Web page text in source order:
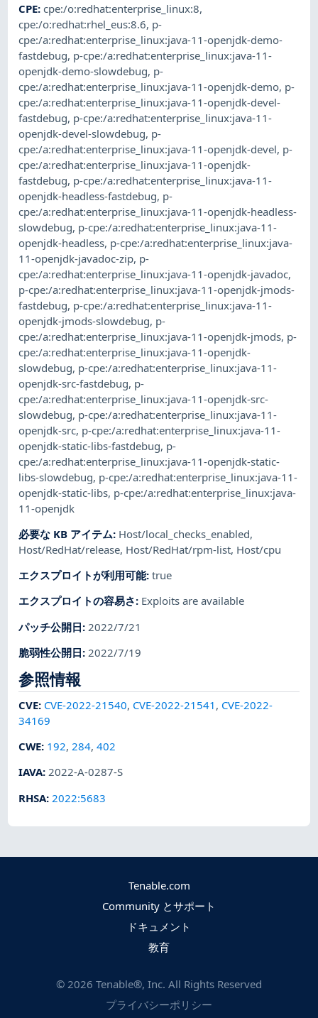
CPE:cpe:/o:redhat:enterprise_linux:8,
cpe:/o:redhat:rhel_eus:8.6, p-
cpe:/a:redhat:enterprise_linux:java-11-openjdk-demo-
fastdebug, p-cpe:/a:redhat:enterprise_linux:java-11-
openjdk-demo-slowdebug, p-
cpe:/a:redhat:enterprise_linux:java-11-openjdk-demo, p-
cpe:/a:redhat:enterprise_linux:java-11-openjdk-devel-
fastdebug, p-cpe:/a:redhat:enterprise_linux:java-11-
openjdk-devel-slowdebug, p-
cpe:/a:redhat:enterprise_linux:java-11-openjdk-devel, p-
cpe:/a:redhat:enterprise_linux:java-11-openjdk-
fastdebug, p-cpe:/a:redhat:enterprise_linux:java-11-
openjdk-headless-fastdebug, p-
cpe:/a:redhat:enterprise_linux:java-11-openjdk-headless-
slowdebug, p-cpe:/a:redhat:enterprise_linux:java-11-
openjdk-headless, p-cpe:/a:redhat:enterprise_linux:java-
11-openjdk-javadoc-zip, p-
cpe:/a:redhat:enterprise_linux:java-11-openjdk-javadoc,
p-cpe:/a:redhat:enterprise_linux:java-11-openjdk-jmods-
fastdebug, p-cpe:/a:redhat:enterprise_linux:java-11-
openjdk-jmods-slowdebug, p-
cpe:/a:redhat:enterprise_linux:java-11-openjdk-jmods, p-
cpe:/a:redhat:enterprise_linux:java-11-openjdk-
slowdebug, p-cpe:/a:redhat:enterprise_linux:java-11-
openjdk-src-fastdebug, p-
cpe:/a:redhat:enterprise_linux:java-11-openjdk-src-
slowdebug, p-cpe:/a:redhat:enterprise_linux:java-11-
openjdk-src, p-cpe:/a:redhat:enterprise_linux:java-11-
openjdk-static-libs-fastdebug, p-
cpe:/a:redhat:enterprise_linux:java-11-openjdk-static-
libs-slowdebug, p-cpe:/a:redhat:enterprise_linux:java-11-
openjdk-static-libs, p-cpe:/a:redhat:enterprise_linux:java-
11-openjdk
必要な KB アイテム: Host/local_checks_enabled,
Host/RedHat/release, Host/RedHat/rpm-list, Host/cpu
エクスプロイトが利用可能:true
エクスプロイトの容易さ: Exploits are available
パッチ公開日: 2022/7/21
脆弱性公開日: 2022/7/19
参照情報
CVE: CVE-2022-21540, CVE-2022-21541 , CVE-2022-
34169
CWE: 192,284,402
IAVA:2022-A-0287-S
RHSA: 2022:5683
Tenable.com
Community とサポート
ドキュメント
教育
© 2026 Tenable®, Inc. All Rights Reserved
プライバシーポリシー